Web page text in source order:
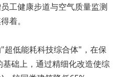
工健康步道与空气质量监测
着。
超低能耗科技综合体"，在保
础上，通过精细化改造使综